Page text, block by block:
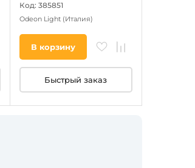
Код: 385851
Odeon Light (Италия)
В корзину
Быстрый заказ